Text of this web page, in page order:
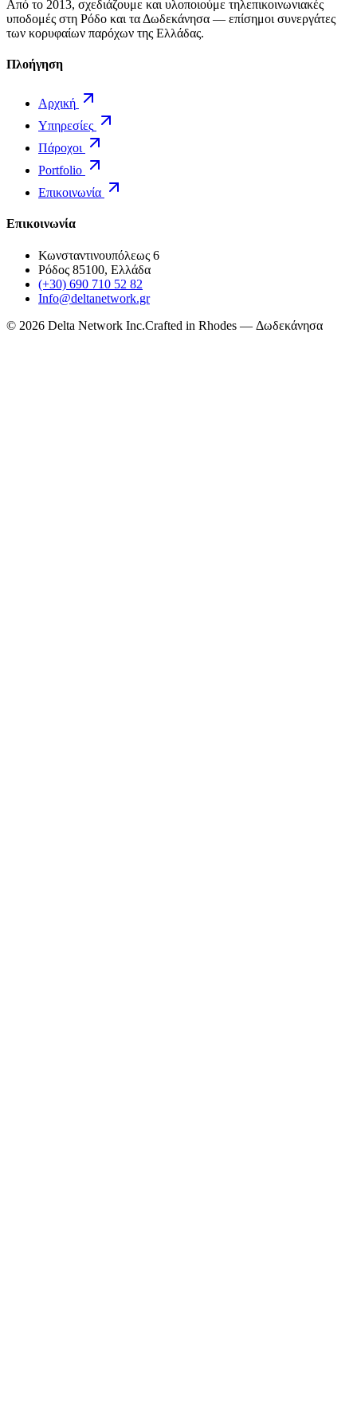
Από το 2013, σχεδιάζουμε και υλοποιούμε τηλεπικοινωνιακές
υποδομές στη Ρόδο και τα Δωδεκάνησα — επίσημοι συνεργάτες
των κορυφαίων παρόχων της Ελλάδας.
Πλοήγηση
Αρχική
Υπηρεσίες
Πάροχοι
Portfolio
Επικοινωνία
Επικοινωνία
Κωνσταντινουπόλεως 6
Ρόδος 85100, Ελλάδα
(+30) 690 710 52 82
Info@deltanetwork.gr
© 2026 Delta Network Inc.Crafted in Rhodes — Δωδεκάνησα